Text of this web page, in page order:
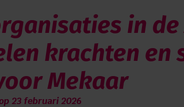
in
krachten en
Mekaar
23 februari 2026